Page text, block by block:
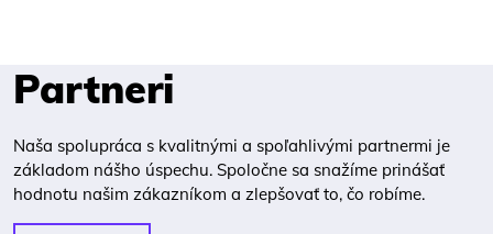
Partneri
Naša spolupráca s kvalitnými a spoľahlivými partnermi je
základom nášho úspechu. Spoločne sa snažíme prinášať
hodnotu našim zákazníkom a zlepšovať to, čo robíme.